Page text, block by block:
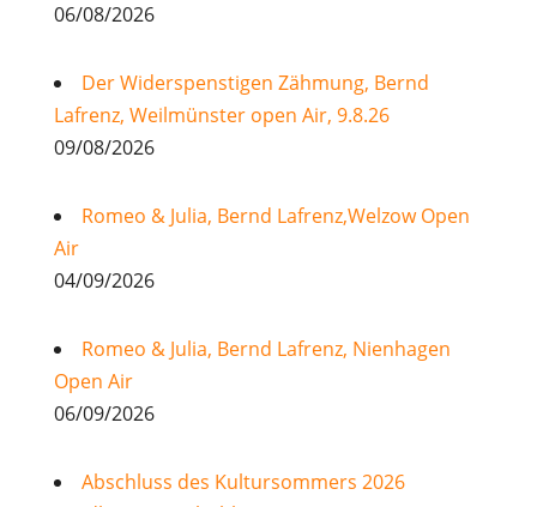
06/08/2026
Der Widerspenstigen Zähmung, Bernd
Lafrenz, Weilmünster open Air, 9.8.26
09/08/2026
Romeo & Julia, Bernd Lafrenz,Welzow Open
Air
04/09/2026
Romeo & Julia, Bernd Lafrenz, Nienhagen
Open Air
06/09/2026
Abschluss des Kultursommers 2026